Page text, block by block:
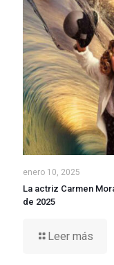
enero 10, 2025
La actriz Carmen
de 2025
Leer más